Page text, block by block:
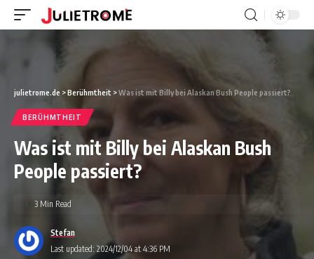
julietrome.de >Berühmtheit >Was ist mit Billy bei Alaskan Bush People passiert?
BERÜHMTHEIT
Was ist mit Billy bei Alaskan Bush
People passiert?
Last updated: 2024/12/04 at 4:36 PM
Stefan
3 Min Read